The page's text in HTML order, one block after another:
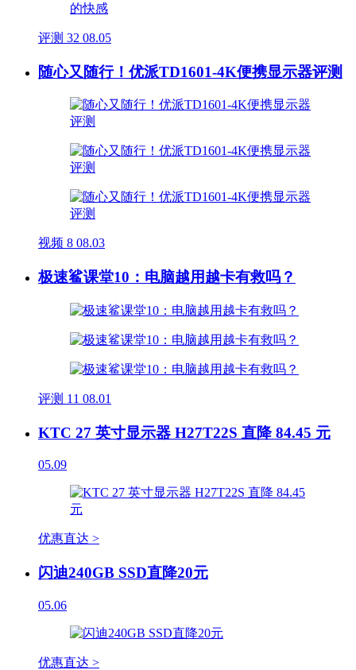
评测 32 08.05
随心又随行！优派TD1601-4K便携显示器评测
视频 8 08.03
极速鲨课堂10：电脑越用越卡有救吗？
评测 11 08.01
KTC 27 英寸显示器 H27T22S 直降 84.45 元
05.09
优惠直达 >
闪迪240GB SSD直降20元
05.06
优惠直达 >